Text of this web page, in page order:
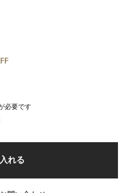
必要です
れる